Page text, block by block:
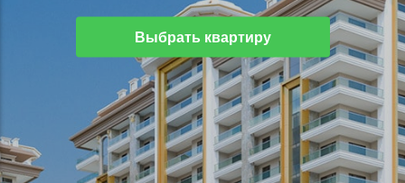
Выбрать квартиру